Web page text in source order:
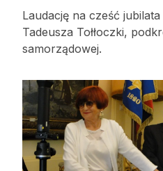
Laudację na cześć
Tadeusza Tołłoczki,
samorządowej.